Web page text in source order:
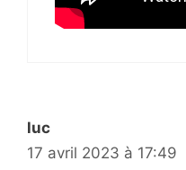
luc
17 avril 2023 à 17:49